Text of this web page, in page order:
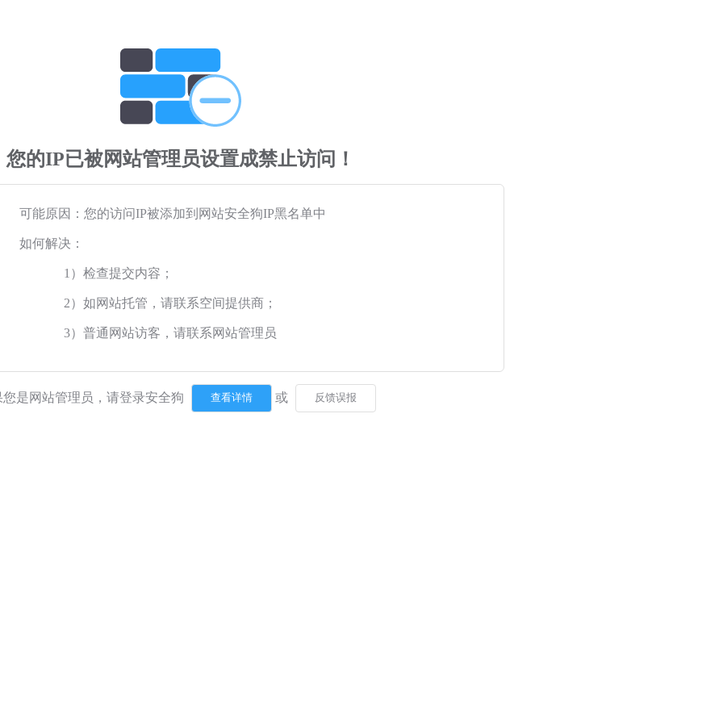
您的IP已被网站管理员设置成禁止访问！
可能原因：您的访问IP被添加到网站安全狗IP黑名单中
如何解决：
1）检查提交内容；
2）如网站托管，请联系空间提供商；
3）普通网站访客，请联系网站管理员
您是网站管理员，请登录安全狗 或